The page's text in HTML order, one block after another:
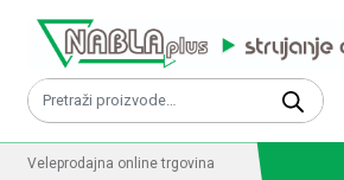
Pretraži:
Veleprodajna online trgovina